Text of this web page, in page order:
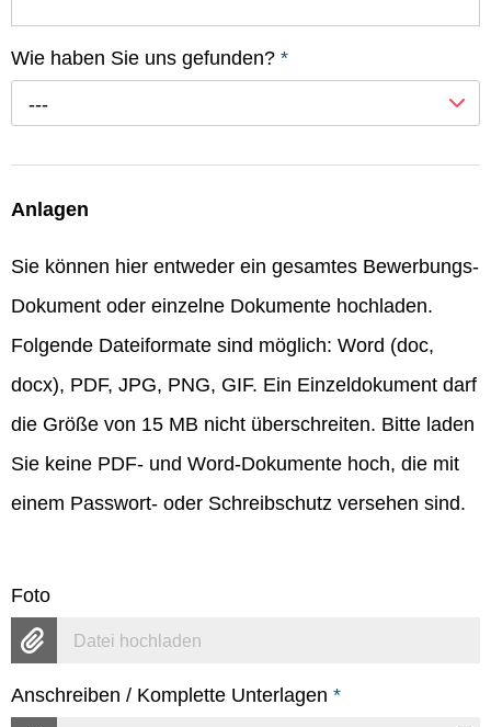
Wie haben Sie uns gefunden? *
---
Anlagen
Sie können hier entweder ein gesamtes Bewerbungs-
Dokument oder einzelne Dokumente hochladen.
Folgende Dateiformate sind möglich: Word (doc,
docx), PDF, JPG, PNG, GIF. Ein Einzeldokument darf
die Größe von 15 MB nicht überschreiten. Bitte laden
Sie keine PDF- und Word-Dokumente hoch, die mit
einem Passwort- oder Schreibschutz versehen sind.
Foto
Datei hochladen
Anschreiben / Komplette Unterlagen *